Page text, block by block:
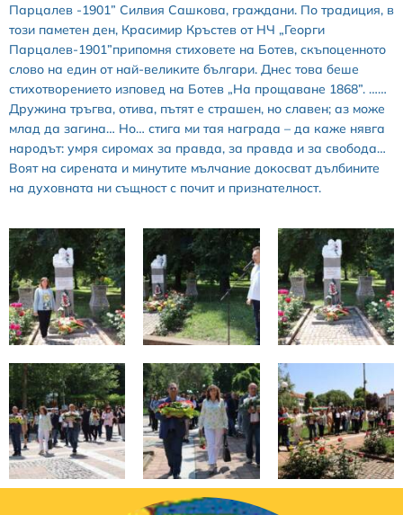
Парцалев -1901” Силвия Сашкова, граждани. По традиция, в
този паметен ден, Красимир Кръстев от НЧ „Георги
Парцалев-1901”припомня стиховете на Ботев, скъпоценното
слово на един от най-великите българи. Днес това беше
стихотворението изповед на Ботев „На прощаване 1868”. ……
Дружина тръгва, отива, пътят е страшен, но славен; аз може
млад да загина… Но… стига ми тая награда – да каже нявга
народът: умря сиромах за правда, за правда и за свобода…
Воят на сирената и минутите мълчание докосват дълбините
на духовната ни същност с почит и признателност.